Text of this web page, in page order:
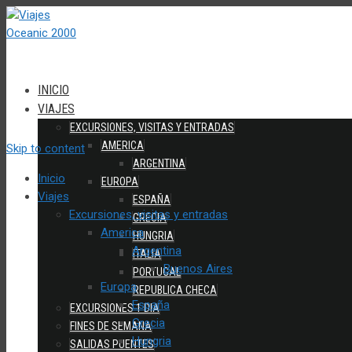
INICIO
VIAJES
EXCURSIONES, VISITAS Y ENTRADAS
AMERICA
ARGENTINA
EUROPA
ESPAÑA
GRECIA
HUNGRIA
ITALIA
PORTUGAL
REPUBLICA CHECA
EXCURSIONES 1 DIA
FINES DE SEMANA
SALIDAS PUENTES
Skip to content
Inicio
Viajes
Excursiones, visitas y entradas
America
Argentina
Buenos Aires
Europa
España
Grecia
Hungria